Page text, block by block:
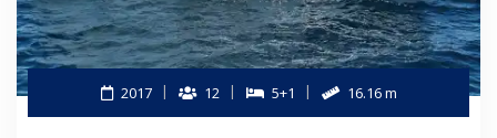
2017 12 5+1 16.16 m